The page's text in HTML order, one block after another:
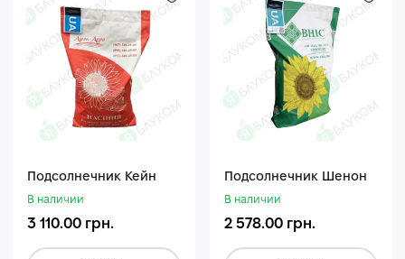
Подсолнечник Кейн
В наличии
3 110.00 грн.
Подсолнечник Шенон
В наличии
2 578.00 грн.